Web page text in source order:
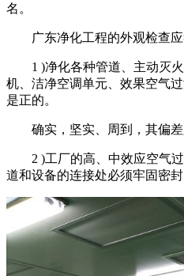
名。
广东净化工程的外观检查应
1 )净化各种管道、主动灭火
机、洁净空调单元、效果空气
是正的。
确实，坚实、周到，其偏差
2 )工厂的高、中效应空气过
道和设备的连接处必须牢固密封